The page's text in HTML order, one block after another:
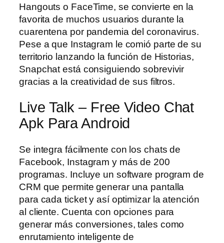
Hangouts o FaceTime, se convierte en la
favorita de muchos usuarios durante la
cuarentena por pandemia del coronavirus.
Pese a que Instagram le comió parte de su
territorio lanzando la función de Historias,
Snapchat está consiguiendo sobrevivir
gracias a la creatividad de sus filtros.
Live Talk – Free Video Chat
Apk Para Android
Se integra fácilmente con los chats de
Facebook, Instagram y más de 200
programas. Incluye un software program de
CRM que permite generar una pantalla
para cada ticket y así optimizar la atención
al cliente. Cuenta con opciones para
generar más conversiones, tales como
enrutamiento inteligente de